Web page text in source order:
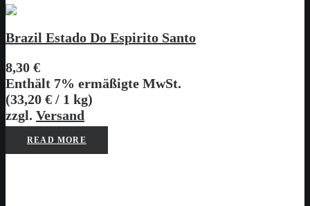
Brazil Estado Do Espirito Santo
8,30 €
Enthält 7% ermäßigte MwSt.
(33,20 € / 1 kg)
zzgl. Versand
READ MORE